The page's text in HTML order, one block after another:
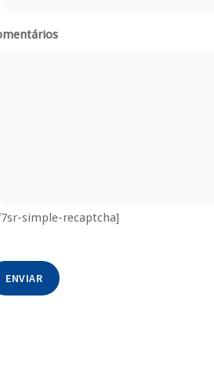
simple-recaptcha]